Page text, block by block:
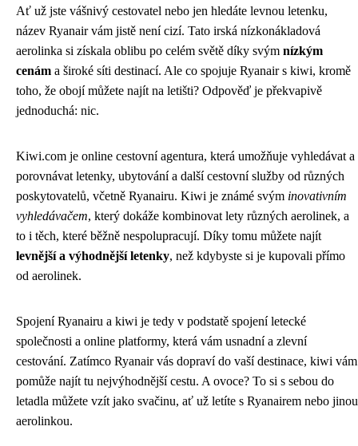
Ať už jste vášnivý cestovatel nebo jen hledáte levnou letenku,
název Ryanair vám jistě není cizí. Tato irská nízkonákladová
aerolinka si získala oblibu po celém světě díky svým nízkým
cenám a široké síti destinací. Ale co spojuje Ryanair s kiwi, kromě
toho, že obojí můžete najít na letišti? Odpověď je překvapivě
jednoduchá: nic.
Kiwi.com je online cestovní agentura, která umožňuje vyhledávat a
porovnávat letenky, ubytování a další cestovní služby od různých
poskytovatelů, včetně Ryanairu. Kiwi je známé svým inovativním
vyhledávačem, který dokáže kombinovat lety různých aerolinek, a
to i těch, které běžně nespolupracují. Díky tomu můžete najít
levnější a výhodnější letenky, než kdybyste si je kupovali přímo
od aerolinek.
Spojení Ryanairu a kiwi je tedy v podstatě spojení letecké
společnosti a online platformy, která vám usnadní a zlevní
cestování. Zatímco Ryanair vás dopraví do vaší destinace, kiwi vám
pomůže najít tu nejvýhodnější cestu. A ovoce? To si s sebou do
letadla můžete vzít jako svačinu, ať už letíte s Ryanairem nebo jinou
aerolinkou.